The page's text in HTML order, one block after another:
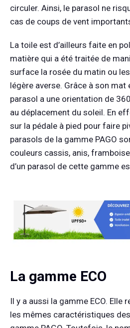
circuler. Ainsi, le parasol ne
cas de coups de vent
La toile est d’ailleurs faite en
matière qui a été traitée de
surface la rosée du matin ou
légère averse. Grâce à son
parasol a une orientation de
au déplacement du soleil. En
sur la pédale à pied pour faire
parasols de la gamme PAGO
couleurs cassis, anis,
d’un parasol de cette gamme
La gamme ECO
Il y a aussi la gamme ECO. Elle
les mêmes caractéristiques